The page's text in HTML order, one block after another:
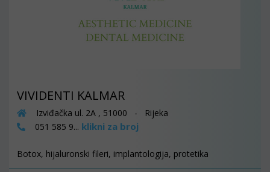
VIVIDENTI KALMAR
Izviđačka ul. 2A , 51000 - Rijeka
051 585 9... klikni za broj
Botox, hijaluronski fileri, implantologija, protetika